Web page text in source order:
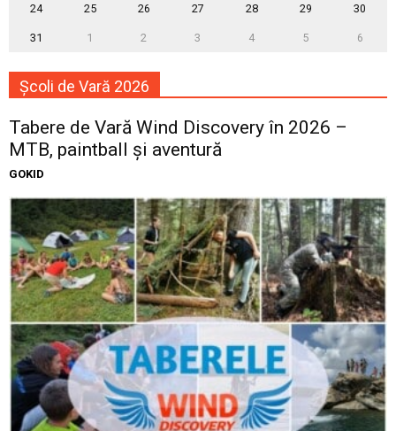
24 25 26 27 28 29 30
31 1 2 3 4 5 6
Școli de Vară 2026
Tabere de Vară Wind Discovery în 2026 –
MTB, paintball și aventură
GOKID